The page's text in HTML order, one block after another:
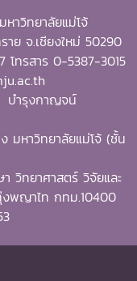
SEARCA ซึ่งเป็น
Asian Ministers
ำคัญในการพัฒนา
รวิจัย ตลอดจนสร้าง
ษตรและชนบทใน
ารเกษตรรอง
ก่าของ University
ประเทศฟิลิปปินส์
ก German
of the
ะสบการณ์ทาง
นมพรรษา 28
ร “ชาวเชียงใหม่ปลูก
ข้าร่วมกิจกรรมและ
าวิทยาลัยแม่โจ้
ย จ.เชียงใหม่ 50290
ทรสาร 0-5387-3015
บำรุงกาญจน์
มหาวิทยาลัยแม่โจ้ (ชั้น
วิทยาศาสตร์ วิจัยและ
งพญาไท กทม.10400